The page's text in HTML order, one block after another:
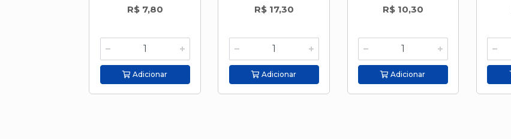
R$ 7,80
Adicionar
R$ 17,30
Adicionar
R$ 10,30
Adicionar